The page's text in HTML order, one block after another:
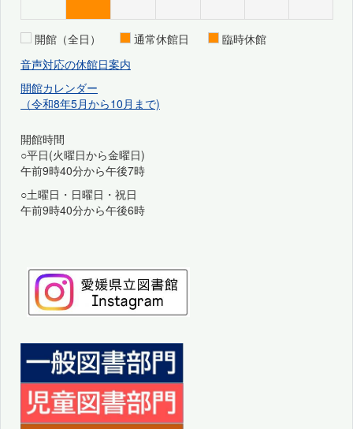
開館（全日） 通常休館日
臨時休館
音声対応の休館日案内
開館カレンダー
（令和8年5月から10月まで)
開館時間
○平日(火曜日から金曜日)
午前9時40分から午後7時
○土曜日・日曜日・祝日
午前9時40分から午後6時